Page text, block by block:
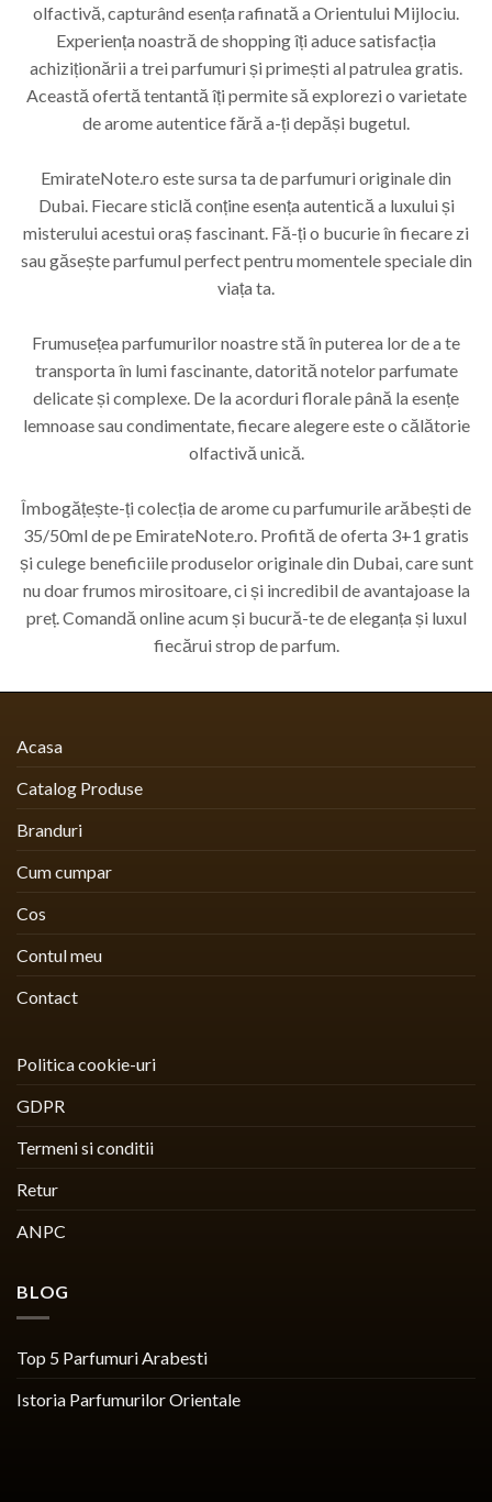
olfactivă, capturând esența rafinată a Orientului Mijlociu.
Experiența noastră de shopping îți aduce satisfacția
achiziționării a trei parfumuri și primești al patrulea gratis.
Această ofertă tentantă îți permite să explorezi o varietate
de arome autentice fără a-ți depăși bugetul.
EmirateNote.ro este sursa ta de parfumuri originale din
Dubai. Fiecare sticlă conține esența autentică a luxului și
misterului acestui oraș fascinant. Fă-ți o bucurie în fiecare zi
sau găsește parfumul perfect pentru momentele speciale din
viața ta.
Frumusețea parfumurilor noastre stă în puterea lor de a te
transporta în lumi fascinante, datorită notelor parfumate
delicate și complexe. De la acorduri florale până la esențe
lemnoase sau condimentate, fiecare alegere este o călătorie
olfactivă unică.
Îmbogățește-ți colecția de arome cu parfumurile arăbești de
35/50ml de pe EmirateNote.ro. Profită de oferta 3+1 gratis
și culege beneficiile produselor originale din Dubai, care sunt
nu doar frumos mirositoare, ci și incredibil de avantajoase la
preț. Comandă online acum și bucură-te de eleganța și luxul
fiecărui strop de parfum.
Acasa
Catalog Produse
Branduri
Cum cumpar
Cos
Contul meu
Contact
Politica cookie-uri
GDPR
Termeni si conditii
Retur
ANPC
BLOG
Top 5 Parfumuri Arabesti
Istoria Parfumurilor Orientale